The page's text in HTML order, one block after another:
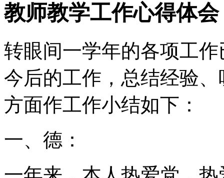
教师教学工作心得体
转眼间一学年的各项工
今后的工作，总结经验
方面作工作小结如下：
一、德：